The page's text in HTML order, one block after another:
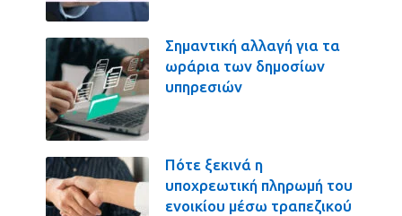
Σημαντική αλλαγή για τα
ωράρια των δημοσίων
υπηρεσιών
Πότε ξεκινά η
υποχρεωτική πληρωμή του
ενοικίου μέσω τραπεζικού